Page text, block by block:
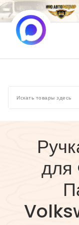
Перейти
к
содержимому
для